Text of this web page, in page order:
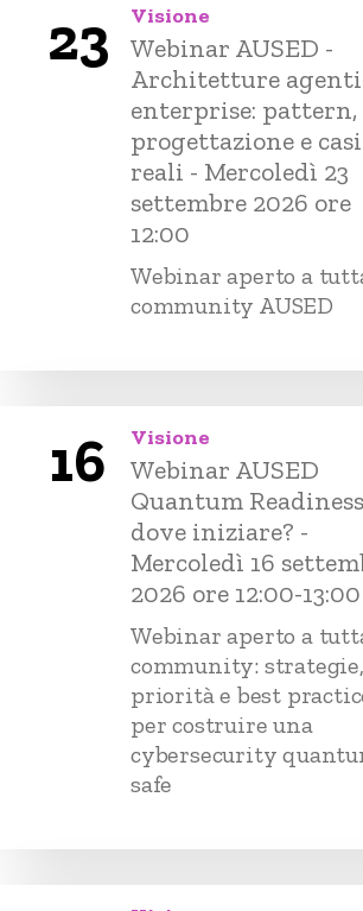
23 Visione
Webinar AUSED -
Architetture
enterprise: pattern,
progettazione e casi
reali - Mercoledì 23
settembre 2026 ore
12:00
Webinar aperto a
community AUSED
16 Visione
Webinar AUSED
Quantum
dove iniziare? -
Mercoledì 16
2026 ore 12:00-13:00
Webinar aperto a
community: strategie,
priorità e best
per costruire una
cybersecurity
safe